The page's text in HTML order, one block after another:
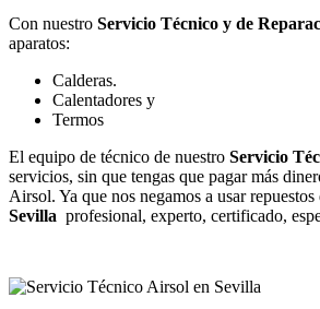
Con nuestro Servicio Técnico y de
aparatos:
Calderas.
Calentadores y
Termos
El equipo de técnico de nuestro Servicio
servicios, sin que tengas que pagar más
Airsol. Ya que nos negamos a usar
Sevilla profesional, experto, certificado,